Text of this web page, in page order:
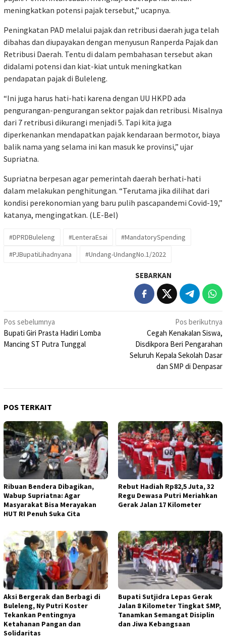
meningkatkan potensi pajak tersebut,” ucapnya.
Peningkatan PAD melalui pajak dan retribusi daerah juga telah
dibahas dan diupayakan dengan menyusun Ranperda Pajak dan
Retribusi Daerah. Tentu di dalam pembahasan tersebut akan
didalami potensi dan kiat-kiat untuk meningkatkan
pendapatan pajak di Buleleng.
“Ini juga harus hati-hati karena dengan UU HKPD ada
pengurangan-pengurangan sektor pajak dan retribusi. Misalnya
dari 7 retribusi dikurangi menjadi 5. Tapi kita juga
diperkenankan mendapatkan pajak kendaraan bermotor, biaya
balik nama yang selama ini kan masuk ke provinsi,” ujar
Supriatna.
Supriatna berpesan agar pemerintah daerah berhati-hati
dalam melakukan penghitungan. “Terutama jika dilihat dari
kondisi perekonomian yang baru pulih pascapandemi Covid-19,”
katanya, mengingatkan. (LE-Bel)
#DPRDBuleleng #LenteraEsai
#MandatorySpending
#PJBupatiLihadnyana
#Undang-UndangNo.1/2022
SEBARKAN
Navigasi
pos
Pos sebelumnya
Bupati Giri Prasta Hadiri Lomba
Mancing ST Putra Tunggal
Pos berikutnya
Cegah Kenakalan Siswa,
Disdikpora Beri Pengarahan
Seluruh Kepala Sekolah Dasar
dan SMP di Denpasar
POS TERKAIT
Ribuan Bendera Dibagikan,
Wabup Supriatna: Agar
Masyarakat Bisa Merayakan
HUT RI Penuh Suka Cita
Rebut Hadiah Rp82,5 Juta, 32
Regu Dewasa Putri Meriahkan
Gerak Jalan 17 Kilometer
Aksi Bergerak dan Berbagi di
Buleleng, Ny Putri Koster
Tekankan Pentingnya
Ketahanan Pangan dan
Solidaritas
Bupati Sutjidra Lepas Gerak
Jalan 8 Kilometer Tingkat SMP,
Tanamkan Semangat Disiplin
dan Jiwa Kebangsaan